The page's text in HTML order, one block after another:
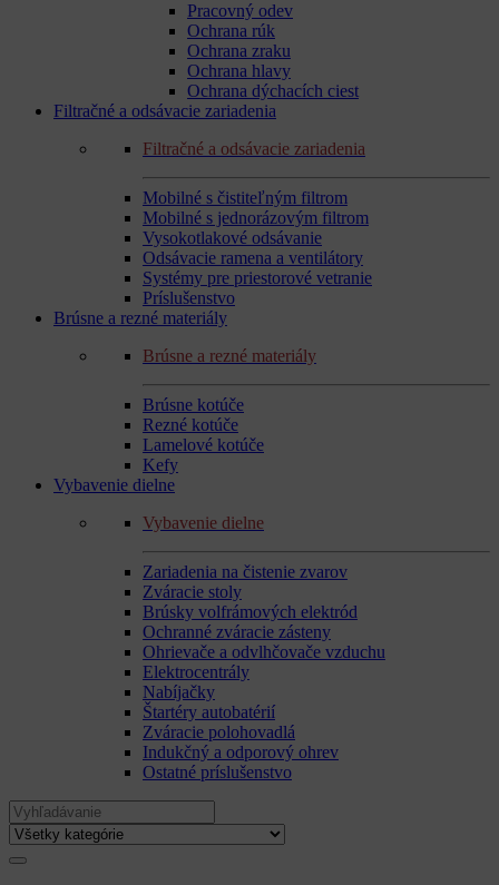
Pracovný odev
Ochrana rúk
Ochrana zraku
Ochrana hlavy
Ochrana dýchacích ciest
Filtračné a odsávacie zariadenia
Filtračné a odsávacie zariadenia
Mobilné s čistiteľným filtrom
Mobilné s jednorázovým filtrom
Vysokotlakové odsávanie
Odsávacie ramena a ventilátory
Systémy pre priestorové vetranie
Príslušenstvo
Brúsne a rezné materiály
Brúsne a rezné materiály
Brúsne kotúče
Rezné kotúče
Lamelové kotúče
Kefy
Vybavenie dielne
Vybavenie dielne
Zariadenia na čistenie zvarov
Zváracie stoly
Brúsky volfrámových elektród
Ochranné zváracie zásteny
Ohrievače a odvlhčovače vzduchu
Elektrocentrály
Nabíjačky
Štartéry autobatérií
Zváracie polohovadlá
Indukčný a odporový ohrev
Ostatné príslušenstvo
Search
for: